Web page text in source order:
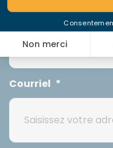
Nom *
Courriel *